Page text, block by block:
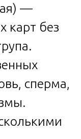
—
карт без
сперма,